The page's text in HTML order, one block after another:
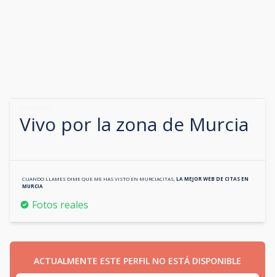
Vivo por la zona de Murcia
CUANDO LLAMES DIME QUE ME HAS VISTO EN MURCIACITAS LA MEJOR WEB DE CITAS EN
MURCIA
Fotos reales
ACTUALMENTE ESTE PERFIL NO ESTÁ DISPONIBLE